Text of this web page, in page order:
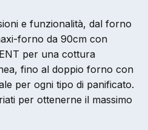
e funzionalità, dal forno
forno da 90cm con
per una cottura
fino al doppio forno con
per ogni tipo di panificato.
per ottenerne il massimo